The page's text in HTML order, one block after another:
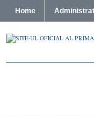
Home